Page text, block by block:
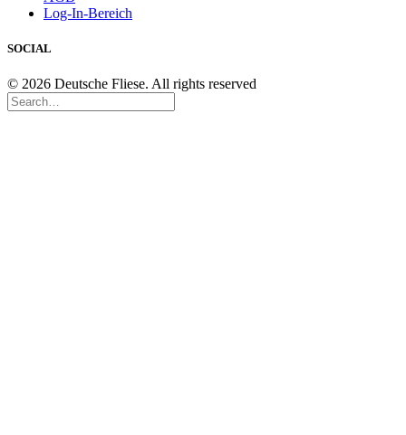
Log-In-Bereich
SOCIAL
© 2026 Deutsche Fliese. All rights reserved